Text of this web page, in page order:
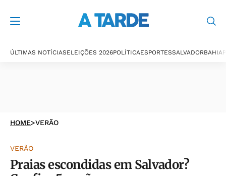
ÚLTIMAS NOTÍCIASELEIÇÕES 2026POLÍTICAESPORTESSALVADORBAHIA
HOME>VERÃO
VERÃO
Praias escondidas em Salvador?